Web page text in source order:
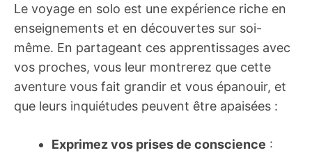
Le voyage en solo est une expérience riche en
enseignements et en découvertes sur soi-
même. En partageant ces apprentissages avec
vos proches, vous leur montrerez que cette
aventure vous fait grandir et vous épanouir, et
que leurs inquiétudes peuvent être apaisées :
Exprimez vos prises de conscience :